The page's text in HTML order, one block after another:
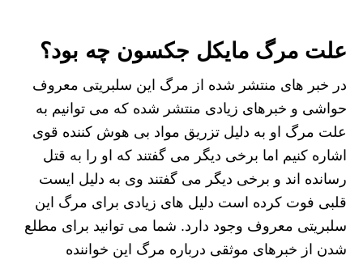
علت مرگ مایکل جکسون چه بود؟
در خبر های منتشر شده از مرگ این سلبریتی معروف
حواشی و خبرهای زیادی منتشر شده که می‌ توانیم به
علت مرگ او به دلیل تزریق مواد بی هوش کننده قوی
اشاره کنیم اما برخی دیگر می گفتند که او را به قتل
رسانده اند و برخی دیگر می گفتند وی به دلیل ایست
قلبی فوت کرده است دلیل های زیادی برای مرگ این
سلبریتی معروف وجود دارد. شما می‌ توانید برای مطلع
شدن از خبرهای موثقی درباره مرگ این خواننده